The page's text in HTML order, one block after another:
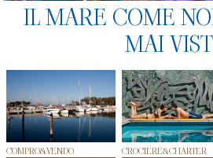
IL MARE COME
MAI
COMPRO&VENDO CROCIERE&CHARTER